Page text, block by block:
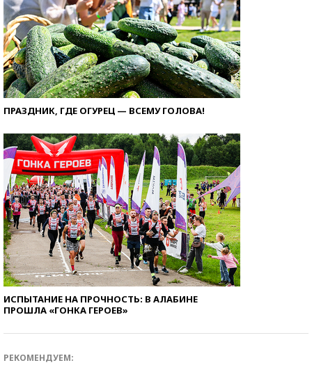
ПРАЗДНИК, ГДЕ ОГУРЕЦ — ВСЕМУ ГОЛОВА!
ИСПЫТАНИЕ НА ПРОЧНОСТЬ: В АЛАБИНЕ
ПРОШЛА «ГОНКА ГЕРОЕВ»
РЕКОМЕНДУЕМ: